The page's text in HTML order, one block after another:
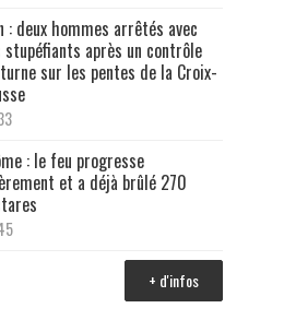
: deux hommes arrêtés avec
stupéfiants après un contrôle
sur les pentes de la Croix-
: le feu progresse
et a déjà brûlé 270
+ d'infos